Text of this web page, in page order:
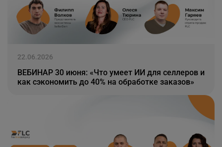
22.06.2026
ВЕБИНАР 30 июня: «Что умеет ИИ для селлеров и
как сэкономить до 40% на обработке заказов»